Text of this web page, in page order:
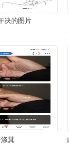
决的图片
萁